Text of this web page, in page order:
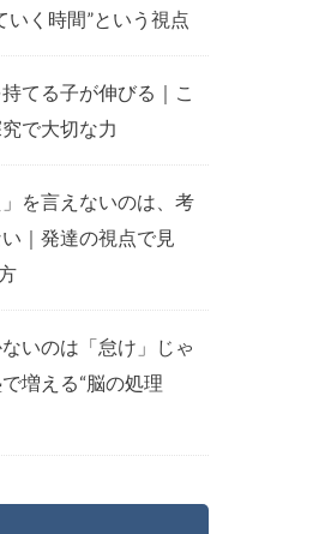
いく時間”という視点
てる子が伸びる｜こ
で大切な力
を言えないのは、考
｜発達の視点で見
いのは「怠け」じゃ
増える“脳の処理